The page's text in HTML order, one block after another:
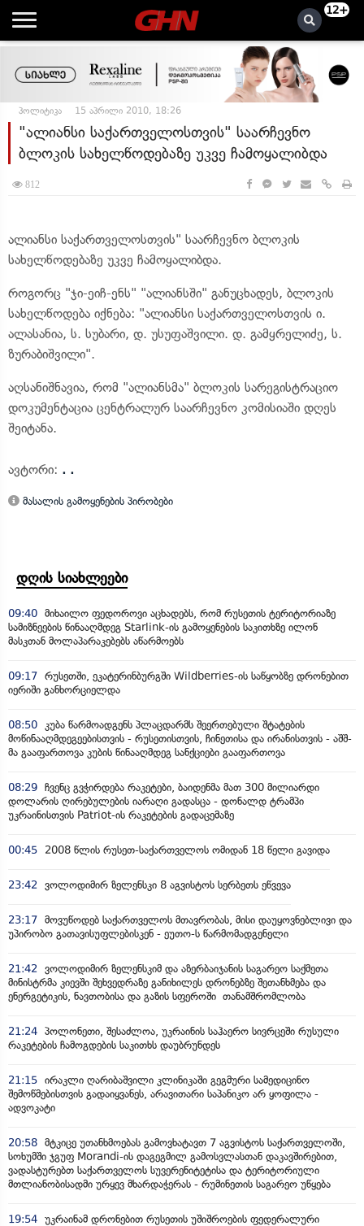
12+
პოლიტიკა 15 აპრილი 2010, 18:26
"ალიანსი საქართველოსთვის" საარჩევნო
ბლოკის სახელწოდებაზე უკვე ჩამოყალიბდა
812
ალიანსი საქართველოსთვის" საარჩევნო ბლოკის
სახელწოდებაზე უკვე ჩამოყალიბდა.
როგორც "ჯი-ეიჩ-ენს" "ალიანსში" განუცხადეს, ბლოკის
სახელწოდება იქნება: "ალიანსი საქართველოსთვის ი.
ალასანია, ს. სუბარი, დ. უსუფაშვილი. დ. გამყრელიძე, ს.
ზურაბიშვილი".
აღსანიშნავია, რომ "ალიანსმა" ბლოკის სარეგისტრაციო
დოკუმენტაცია ცენტრალურ საარჩევნო კომისიაში დღეს
შეიტანა.
ავტორი: . .
მასალის გამოყენების პირობები
დღის სიახლეები
09:40 მიხაილო ფედოროვი აცხადებს, რომ რუსეთის ტერიტორიაზე
სამიზნეების წინააღმდეგ Starlink-ის გამოყენების საკითხზე ილონ
მასკთან მოლაპარაკებებს აწარმოებს
09:17 რუსეთში, ეკატერინბურგში Wildberries-ის საწყობზე დრონებით
იერიში განხორციელდა
08:50 კუბა წარმოადგენს პლაცდარმს შეერთებული შტატების
მოწინააღმდეგეებისთვის - რუსეთისთვის, ჩინეთისა და ირანისთვის - აშშ-
მა გააფართოვა კუბის წინააღმდეგ სანქციები გააფართოვა
08:29 ჩვენც გვჭირდება რაკეტები, ბაიდენმა მათ 300 მილიარდი
დოლარის ღირებულების იარაღი გადასცა - დონალდ ტრამპი
უკრაინისთვის Patriot-ის რაკეტების გადაცემაზე
00:45 2008 წლის რუსეთ-საქართველოს ომიდან 18 წელი გავიდა
23:42 ვოლოდიმირ ზელენსკი 8 აგვისტოს სერბეთს ეწვევა
23:17 მოვუწოდებ საქართველოს მთავრობას, მისი დაუყოვნებლივი და
უპირობო გათავისუფლებისკენ - ეუთო-ს წარმომადგენელი
21:42 ვოლოდიმირ ზელენსკიმ და აზერბაიჯანის საგარეო საქმეთა
მინისტრმა კიევში შეხვედრაზე განიხილეს დრონებზე შეთანხმება და
ენერგეტიკის, ნავთობისა და გაზის სფეროში თანამშრომლობა
21:24 პოლონეთი, შესაძლოა, უკრაინის საჰაერო სივრცეში რუსული
რაკეტების ჩამოგდების საკითხს დაუბრუნდეს
21:15 ირაკლი ღარიბაშვილი კლინიკაში გეგმური სამედიცინო
შემოწმებისთვის გადაიყვანეს, არავითარი საპანიკო არ ყოფილა -
ადვოკატი
20:58 მტკიცე უთანხმოებას გამოვხატავთ 7 აგვისტოს საქართველოში,
სოხუმში ჯგუფ Morandi-ის დაგეგმილ გამოსვლასთან დაკავშირებით,
ვადასტურებთ საქართველოს სუვერენიტეტისა და ტერიტორიული
მთლიანობისადმი ურყევ მხარდაჭერას - რუმინეთის საგარეო უწყება
19:54 უკრაინამ დრონებით რუსეთის უშიშროების ფედერალური